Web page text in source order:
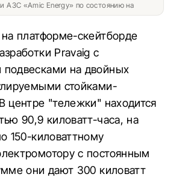
АЗС «Amic Energy» по состоянию на
платформе-скейтборде
Pravaig с
на двойных
стойками-
центре "тележки" находится
90,9 киловатт-часа, на
150-киловаттному
с постоянным
они дают 300 киловатт